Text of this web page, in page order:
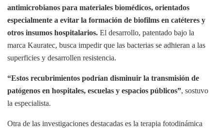
antimicrobianos para materiales biomédicos, orientados
especialmente a evitar la formación de biofilms en catéteres y
otros insumos hospitalarios. El desarrollo, patentado bajo la
marca Kauratec, busca impedir que las bacterias se adhieran a las
superficies y desarrollen resistencia.
“Estos recubrimientos podrían disminuir la transmisión de
patógenos en hospitales, escuelas y espacios públicos”, sostuvo
la especialista.
Otra de las investigaciones destacadas es la terapia fotodinámica